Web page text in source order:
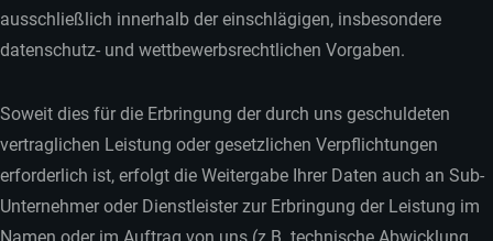
ausschließlich innerhalb der einschlägigen, insbesondere
datenschutz- und wettbewerbsrechtlichen Vorgaben.
Soweit dies für die Erbringung der durch uns geschuldeten
vertraglichen Leistung oder gesetzlichen Verpflichtungen
erforderlich ist, erfolgt die Weitergabe Ihrer Daten auch an Sub-
Unternehmer oder Dienstleister zur Erbringung der Leistung im